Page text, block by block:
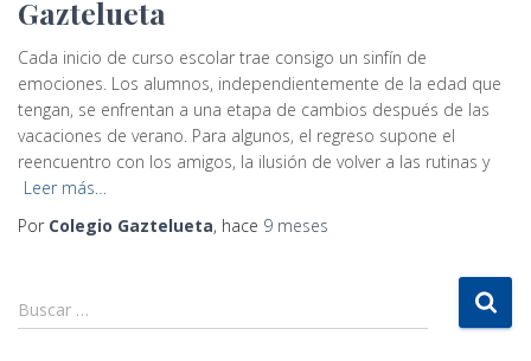
Gaztelueta
Cada inicio de curso escolar trae consigo un sinfín de
emociones. Los alumnos, independientemente de la edad que
tengan, se enfrentan a una etapa de cambios después de las
vacaciones de verano. Para algunos, el regreso supone el
reencuentro con los amigos, la ilusión de volver a las rutinas y
Leer más…
Por Colegio Gaztelueta, hace 9 meses
u
Buscar …